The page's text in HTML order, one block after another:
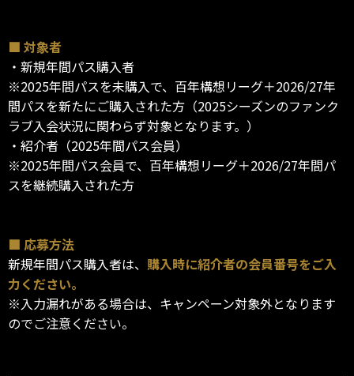
■ 対象者
・新規年間パス購入者
※2025年間パスを未購入で、百年構想リーグ＋2026/27年
間パスを新たにご購入された方（2025シーズンのファンク
ラブ入会状況に関わらず対象となります。）
・紹介者（2025年間パス会員）
※2025年間パス会員で、百年構想リーグ＋2026/27年間パ
スを継続購入された方
■ 応募方法
新規年間パス購入者は、 購入時に紹介者の会員番号をご入
力ください。
※入力漏れがある場合は、キャンペーン対象外となります
のでご注意ください。